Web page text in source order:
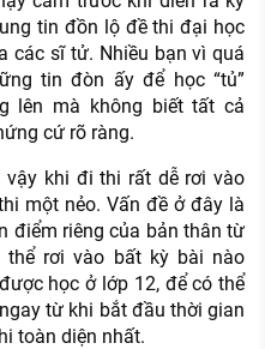
tin đồn lộ đề thi đại học
các sĩ tử. Nhiều bạn vì quá
tin đòn ấy để học “tủ”
lên mà không biết tất cả
cứ rõ ràng.
khi đi thi rất dễ rơi vào
một nẻo. Vấn đề ở đây là
điểm riêng của bản thân từ
rơi vào bất kỳ bài nào
học ở lớp 12, để có thể
từ khi bắt đầu thời gian
toàn diện nhất.